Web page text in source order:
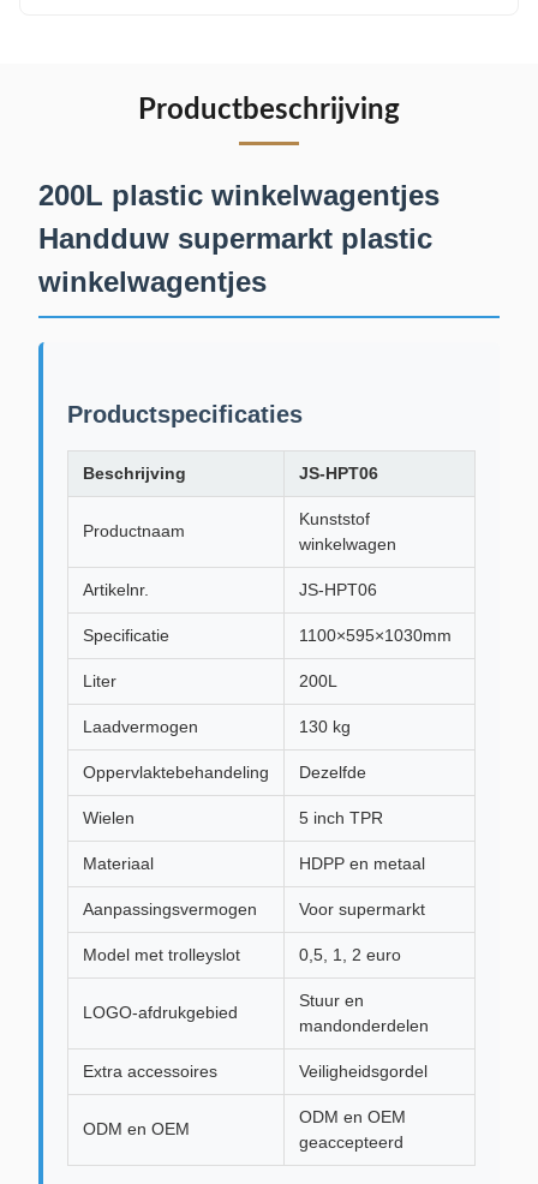
Productbeschrijving
200L plastic winkelwagentjes
Handduw supermarkt plastic
winkelwagentjes
Productspecificaties
Beschrijving JS-HPT06
Productnaam
Kunststof
winkelwagen
Artikelnr. JS-HPT06
Specificatie 1100×595×1030mm
Liter 200L
Laadvermogen 130 kg
Oppervlaktebehandeling Dezelfde
Wielen 5 inch TPR
Materiaal HDPP en metaal
Aanpassingsvermogen Voor supermarkt
Model met trolleyslot 0,5, 1, 2 euro
LOGO-afdrukgebied
Stuur en
mandonderdelen
Extra accessoires Veiligheidsgordel
ODM en OEM
ODM en OEM
geaccepteerd